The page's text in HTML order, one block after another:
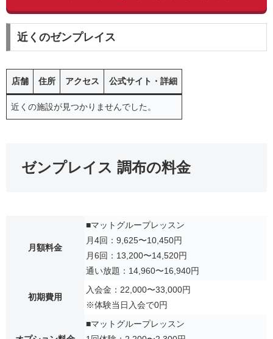
近くのゼンプレイス
店舗 住所 アクセス 公式サイト・詳細
近くの施設が見つかりませんでした。
ゼンプレイス 調布の料金
月額料金
■マットグループレッスン
月4回：9,625〜10,450円
月6回：13,200〜14,520円
通い放題：14,960〜16,940円
初期費用
入会金：22,000〜33,000円
※体験当日入会で0円
■マットグループレッスン